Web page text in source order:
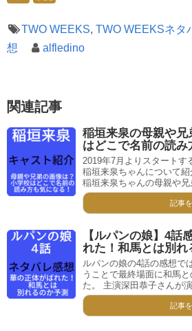
TWO WEEKS, TWO WEEKSネタ
想
alfledino
関連記事
稲垣来泉の母親や
はどこで名前の読み
2019年7月よりスタートす
稲垣来泉ちゃんについて紹
稲垣来泉ちゃんの母親や兄
記事
【ルパンの娘】4話
れた！和馬とは別れ
ルパンの娘の4話の感想で
うことで最終場面に和馬
た。 主演深田恭子さんが
記事